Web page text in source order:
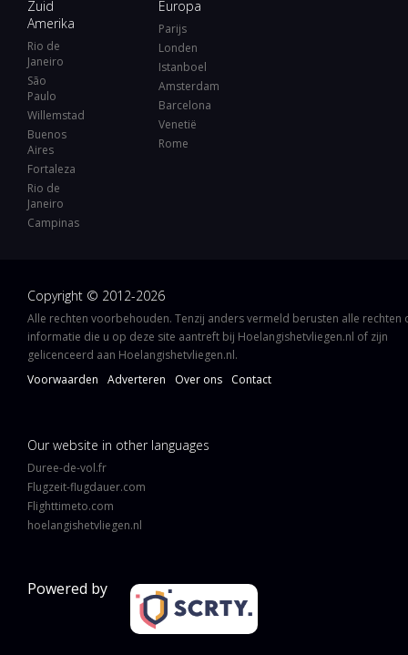
Zuid
Amerika
Rio de
Janeiro
São
Paulo
Willemstad
Buenos
Aires
Fortaleza
Rio de
Janeiro
Campinas
Europa
Parijs
Londen
Istanboel
Amsterdam
Barcelona
Venetië
Rome
Copyright © 2012-2026
Alle rechten voorbehouden. Tenzij anders vermeld berusten alle rechten
informatie die u op deze site aantreft bij Hoelangishetvliegen.nl of zijn
gelicenceerd aan Hoelangishetvliegen.nl.
Voorwaarden
Adverteren Over ons Contact
Our website in other languages
Duree-de-vol.fr
Flugzeit-flugdauer.com
Flighttimeto.com
hoelangishetvliegen.nl
Powered by